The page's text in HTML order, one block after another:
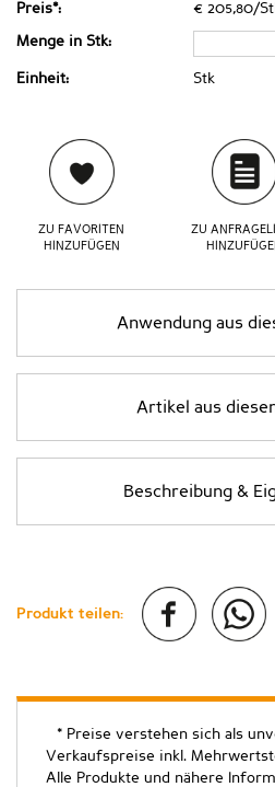
Preis*: € 205,80/
Menge in Stk:
Einheit: Stk
ZU FAVORITEN
HINZUFÜGEN
ZU
Anwendung aus
Artikel aus
Beschreibung &
Produkt teilen:
* Preise verstehen sich als
Verkaufspreise inkl.
Alle Produkte und nähere